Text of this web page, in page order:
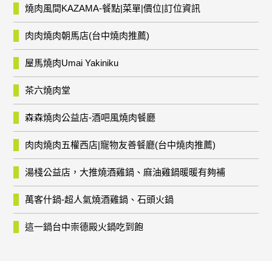
燒肉風間KAZAMA-餐點|菜單|價位|訂位資訊
肉肉燒肉朝馬店(台中燒肉推薦)
屋馬燒肉Umai Yakiniku
茶六燒肉堂
森森燒肉公益店-酒吧風燒肉餐廳
肉肉燒肉五權西店|寵物友善餐廳(台中燒肉推薦)
湯棧公益店，大推燒酒雞鍋、麻油雞鍋暖暖有夠補
萬客什鍋-超人氣燒酒雞鍋、石頭火鍋
這一鍋台中崇德殿火鍋吃到飽